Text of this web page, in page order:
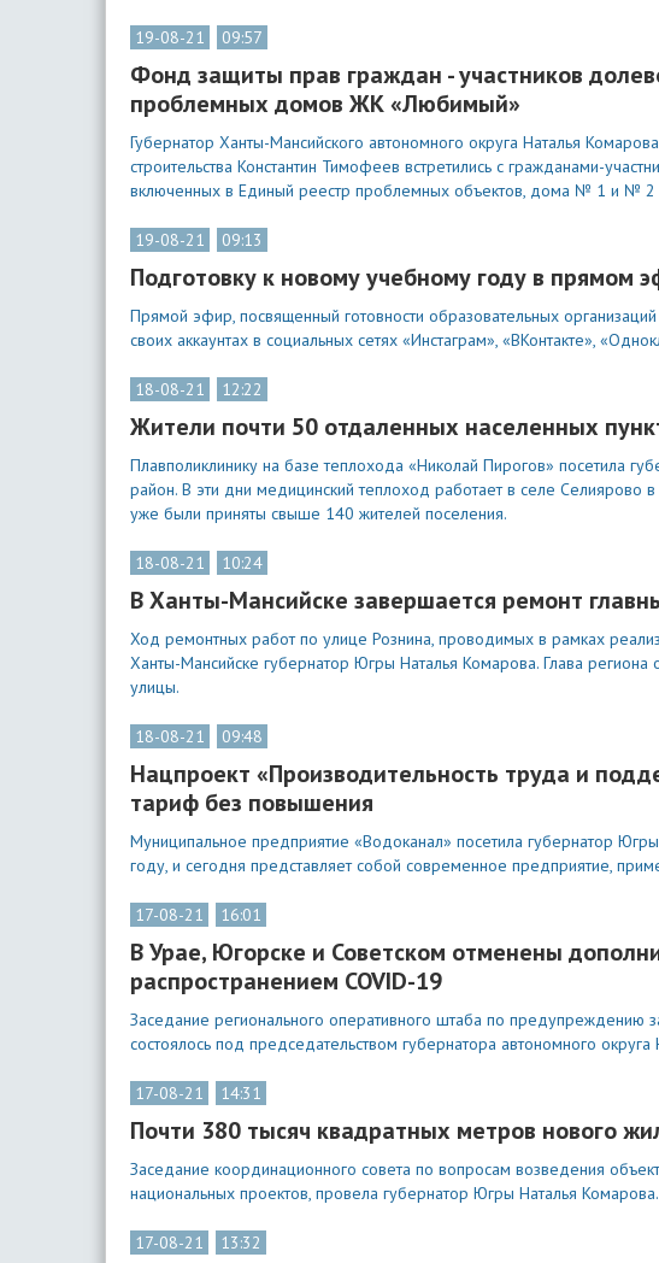
19-08-21 09:57
Фонд защиты прав граждан - участников
проблемных домов ЖК «Любимый»
Губернатор Ханты-Мансийского автономного округа Наталья
строительства Константин Тимофеев встретились с гражданами-
включенных в Единый реестр проблемных объектов, дома № 1 и №
19-08-21 09:13
Подготовку к новому учебному году в прямом
Прямой эфир, посвященный готовности образовательных
своих аккаунтах в социальных сетях «Инстаграм», «ВКонтакте»,
18-08-21 12:22
Жители почти 50 отдаленных населенных
Плавполиклинику на базе теплохода «Николай Пирогов» посетила
район. В эти дни медицинский теплоход работает в селе Селиярово
уже были приняты свыше 140 жителей поселения.
18-08-21 10:24
В Ханты-Мансийске завершается ремонт
Ход ремонтных работ по улице Рознина, проводимых в рамках
Ханты-Мансийске губернатор Югры Наталья Комарова. Глава
улицы.
18-08-21 09:48
Нацпроект «Производительность труда и
тариф без повышения
Муниципальное предприятие «Водоканал» посетила губернатор
году, и сегодня представляет собой современное предприятие,
17-08-21 16:01
В Урае, Югорске и Советском отменены
распространением COVID-19
Заседание регионального оперативного штаба по предупреждению
состоялось под председательством губернатора автономного
17-08-21 14:31
Почти 380 тысяч квадратных метров нового
Заседание координационного совета по вопросам возведения
национальных проектов, провела губернатор Югры Наталья Комарова.
17-08-21 13:32